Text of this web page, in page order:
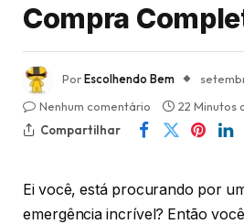
Compra
PorEscolhendo Bem
Nenhum comentário
22 Minutos
Compartilhar
Ei você, está procurando por
emergência incrível? Então